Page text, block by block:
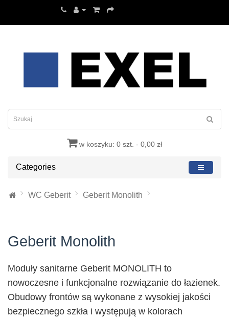
w koszyku: 0 szt. - 0,00 zł
Categories
WC Geberit Geberit Monolith
Geberit Monolith
Moduły sanitarne Geberit MONOLITH to
nowoczesne i funkcjonalne rozwiązanie do łazienek.
Obudowy frontów są wykonane z wysokiej jakości
bezpiecznego szkła i występują w kolorach